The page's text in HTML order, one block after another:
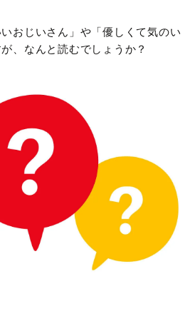
いおじいさん」や「優しくて気のい
、なんと読むでしょうか？